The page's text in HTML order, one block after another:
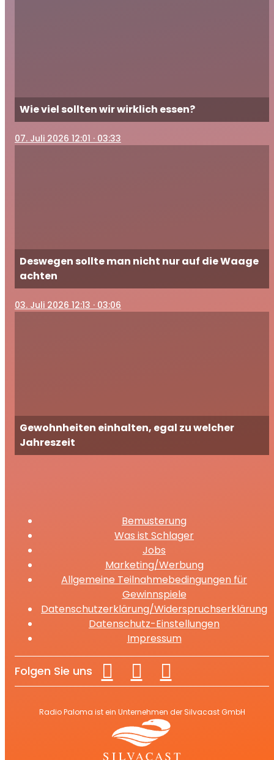
Wie viel sollten wir wirklich essen?
07. Juli 2026 12:01 · 03:33
Deswegen sollte man nicht nur auf die Waage
achten
03. Juli 2026 12:13 · 03:06
Gewohnheiten einhalten, egal zu welcher
Jahreszeit
Bemusterung
Was ist Schlager
Jobs
Marketing/Werbung
Allgemeine Teilnahmebedingungen für
Gewinnspiele
Datenschutzerklärung/Widerspruchserklärung
Datenschutz-Einstellungen
Impressum
Folgen Sie uns
Radio Paloma ist ein Unternehmen der Silvacast GmbH